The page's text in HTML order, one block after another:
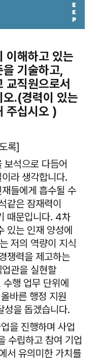
이해하고 있는
기술하고,
교직원으로서
.(경력이 있는
주십시오 )
록]
보석으로 다듬어
라 생각합니다.
들에게 흡수될 수
같은 잠재력이
때문입니다. 4차
있는 인재 양성에
저의 역량이 지식
쟁력을 제고하는
관을 실현할
행 업무 단위에
바른 행정 지원
성을 돕겠습니다.
을 진행하며 사업
수립하고 참여 기업
서 유의미한 가치를